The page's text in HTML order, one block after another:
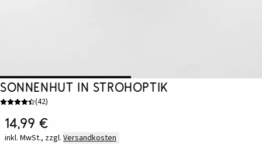
Sonnenhut in Strohoptik
(42)
14,99 €
inkl. MwSt., zzgl. Versandkosten